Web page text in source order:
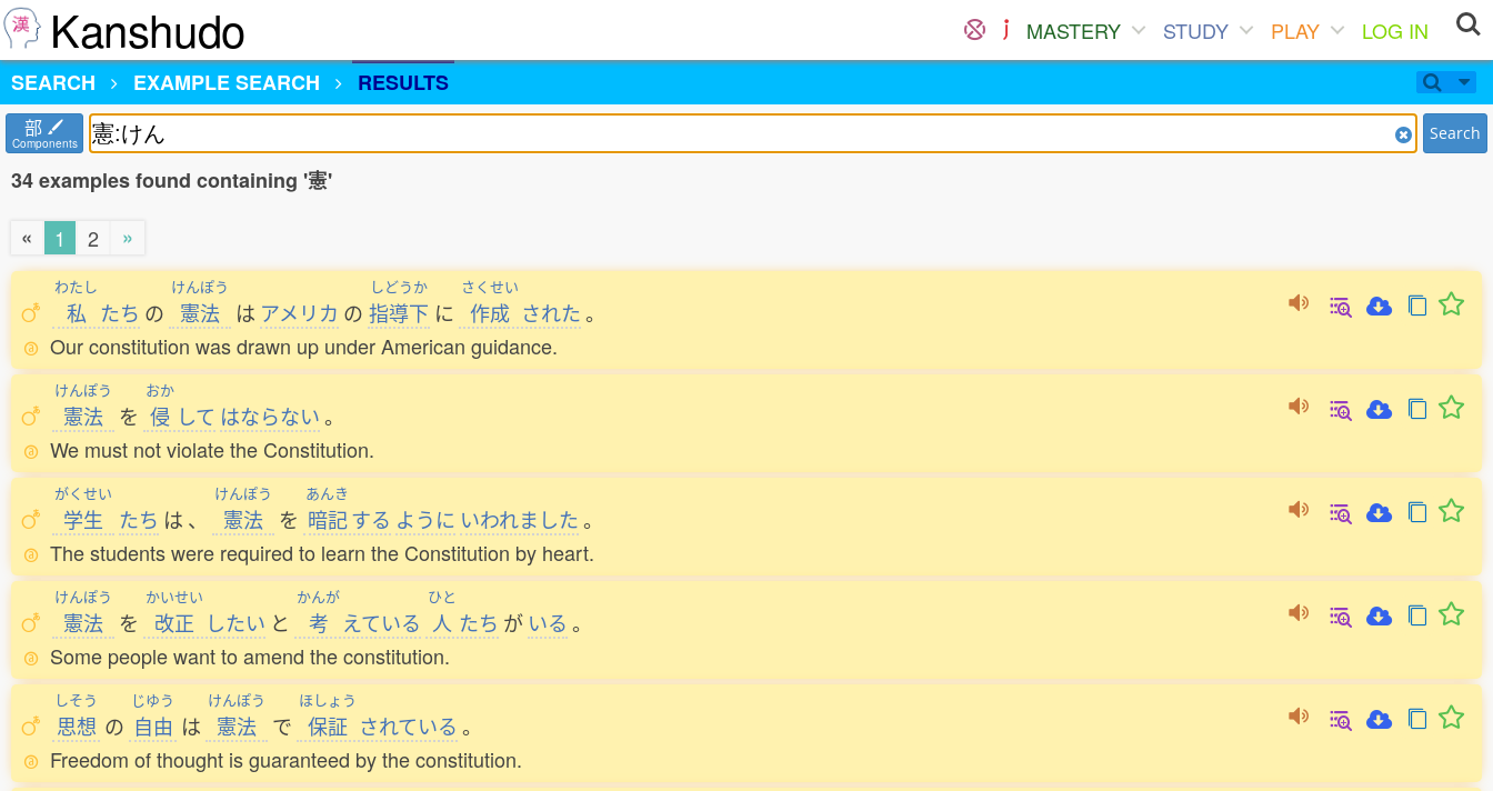
Kanshudo MASTERY STUDY PLAY
LOG IN
SEARCH
EXAMPLE SEARCH RESULTS
部
Components Search
34 examples found containing '憲'
«
1 2 »
わたし
私 たち の
けんぽう
憲法 は アメリカ の
しどうか
指導下 に
さくせい
作成 された。
Our constitution was drawn up under American guidance.
けんぽう
憲法 を
おか
侵 して はならない。
We must not violate the Constitution.
がくせい
学生 たち は 、
けんぽう
憲法 を
あんき
暗記する ように いわれました。
The students were required to learn the Constitution by heart.
けんぽう
憲法 を
かいせい
改正 したい と
かんが
考 えている
ひと
人 たち が いる 。
Some people want to amend the constitution.
しそう
思想 の
じゆう
自由 は
けんぽう
憲法 で
ほしょう
保証 されている 。
Freedom of thought is guaranteed by the constitution.